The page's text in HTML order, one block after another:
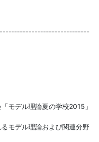
モデル理論夏の学校2015」
モデル理論および関連分野